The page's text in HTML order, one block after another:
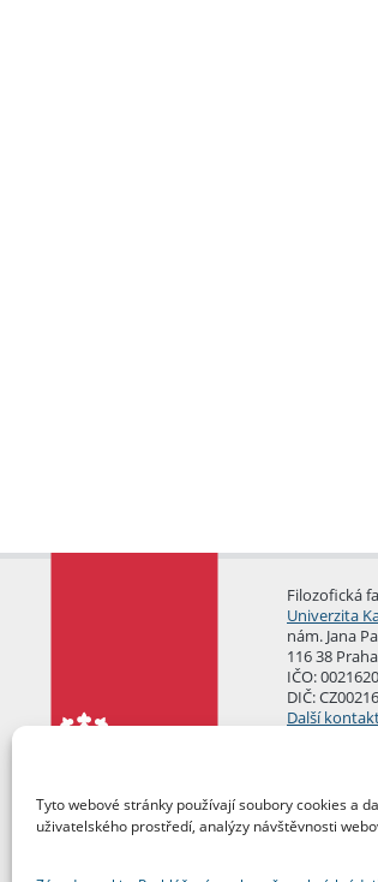
Tyto webové stránky používají soubory cookies a
uživatelského prostředí, analýzy návštěvnosti
Filozofická
Univerzita
nám. Jana
116 38
IČO:
DIČ:
Další